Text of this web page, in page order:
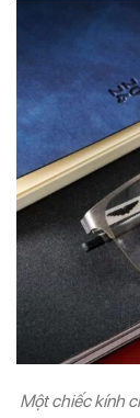
Một chiếc kính